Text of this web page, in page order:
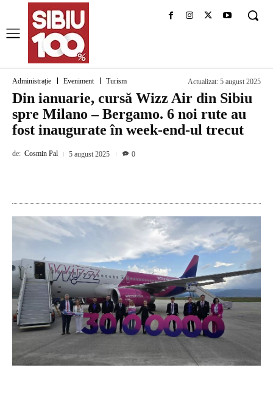
Administrație Eveniment Turism Actualizat: 5 august 2025
Din ianuarie, cursă Wizz Air din Sibiu
spre Milano – Bergamo. 6 noi rute au
fost inaugurate în week-end-ul trecut
de: Cosmin Pal 5 august 2025 0